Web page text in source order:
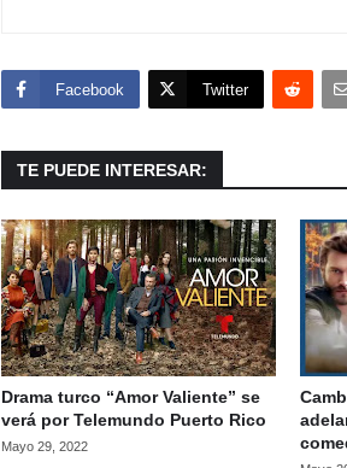
Facebook Twitter
TE PUEDE INTERESAR:
Drama turco “Amor Valiente” se
verá por Telemundo Puerto Rico
Mayo 29, 2022